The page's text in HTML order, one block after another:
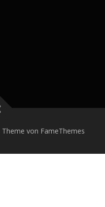
Theme von FameThemes